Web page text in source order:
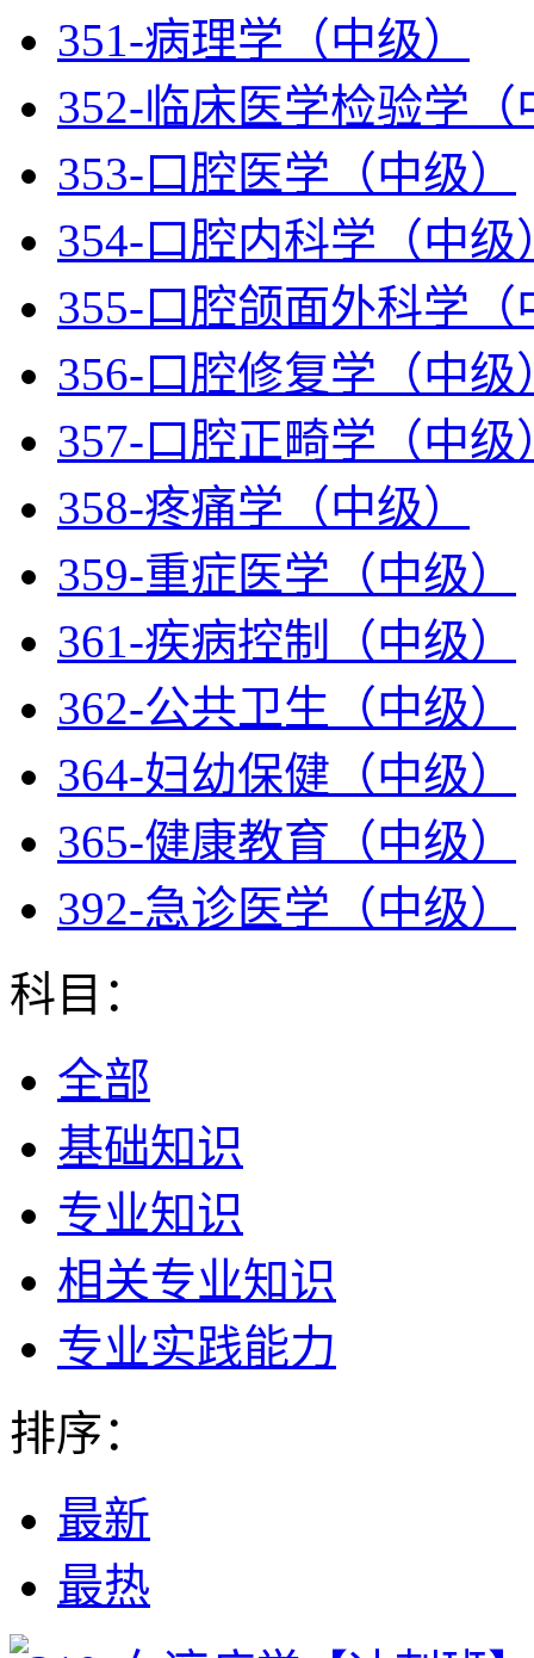
351-病理学（中级）
352-临床医学检验学（
353-口腔医学（中级）
354-口腔内科学（中级
355-口腔颌面外科学（
356-口腔修复学（中级
357-口腔正畸学（中级
358-疼痛学（中级）
359-重症医学（中级）
361-疾病控制（中级）
362-公共卫生（中级）
364-妇幼保健（中级）
365-健康教育（中级）
392-急诊医学（中级）
科目：
全部
基础知识
专业知识
相关专业知识
专业实践能力
排序：
最新
最热